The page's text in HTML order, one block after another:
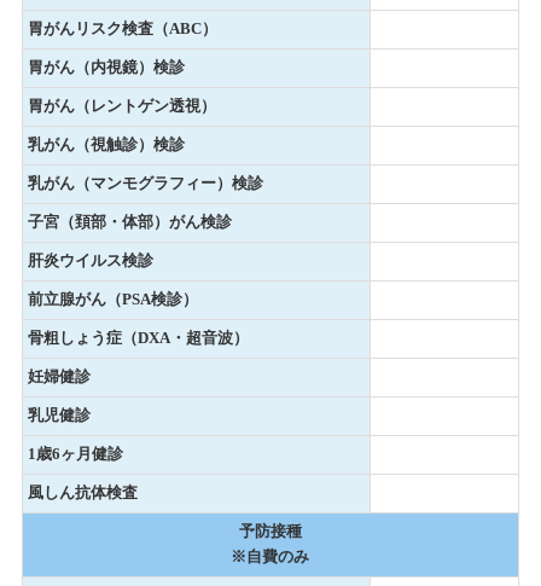
胃がんリスク検査（ABC）
胃がん（内視鏡）検診
胃がん（レントゲン透視）
乳がん（視触診）検診
乳がん（マンモグラフィー）検診
子宮（頚部・体部）がん検診
肝炎ウイルス検診
前立腺がん（PSA検診）
骨粗しょう症（DXA・超音波）
妊婦健診
乳児健診
1歳6ヶ月健診
風しん抗体検査
予防接種
※自費のみ